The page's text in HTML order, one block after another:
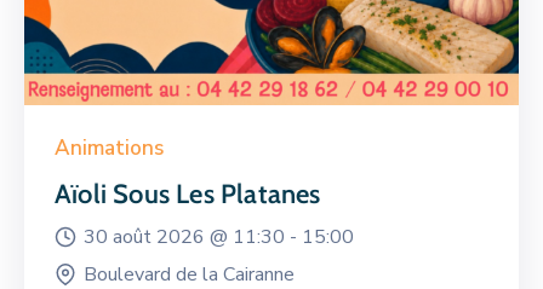
Animations
Aïoli Sous Les Platanes
30 août 2026 @ 11:30 - 15:00
Boulevard de la Cairanne